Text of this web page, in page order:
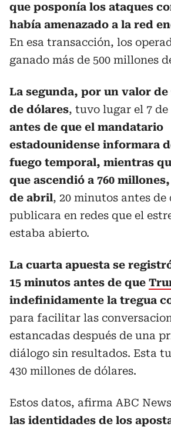
que posponía los ataques
había amenazado a la red
En esa transacción, los
ganado más de 500 millones
La segunda, por un valor de
de dólares, tuvo lugar el 7
antes de que el mandatario
estadounidense informara
fuego temporal, mientras
que ascendió a 760
de abril, 20 minutos antes
publicara en redes que el
estaba abierto.
La cuarta apuesta se
15 minutos antes de que
indefinidamente la tregua
para facilitar las
estancadas después de una
diálogo sin resultados. Esta
430 millones de dólares.
Estos datos, afirma ABC
las identidades de los